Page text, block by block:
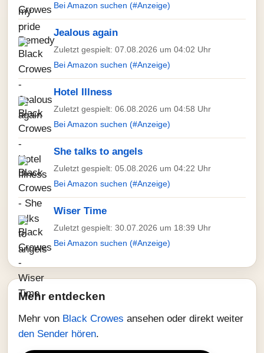
Bei Amazon suchen (#Anzeige)
Jealous again
Zuletzt gespielt: 07.08.2026 um 04:02 Uhr
Bei Amazon suchen (#Anzeige)
Hotel Illness
Zuletzt gespielt: 06.08.2026 um 04:58 Uhr
Bei Amazon suchen (#Anzeige)
She talks to angels
Zuletzt gespielt: 05.08.2026 um 04:22 Uhr
Bei Amazon suchen (#Anzeige)
Wiser Time
Zuletzt gespielt: 30.07.2026 um 18:39 Uhr
Bei Amazon suchen (#Anzeige)
Mehr entdecken
Mehr von Black Crowes ansehen oder direkt weiter
den Sender hören.